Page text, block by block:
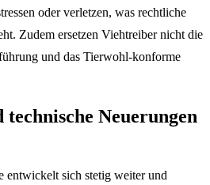
oder verletzen, was rechtliche
Zudem ersetzen Viehtreiber nicht die
und das Tierwohl-konforme
Neuerungen
entwickelt sich stetig weiter und